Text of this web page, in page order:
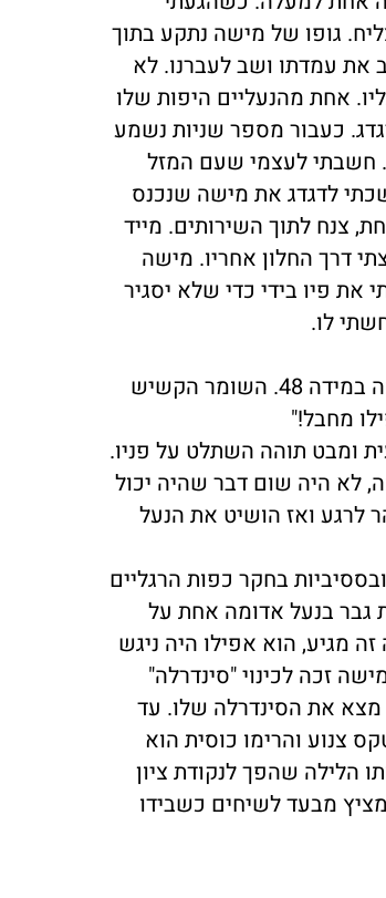
גופו של מישה נתקע בתוך
את עמדתו ושב לעברנו. לא
אחת מהנעליים היפות שלו
כעבור מספר שניות נשמע
חשבתי לעצמי שעם המזל
לדגדג את מישה שנכנס
צנח לתוך השירותים. מייד
דרך החלון אחריו. מישה
את פיו בידי כדי שלא יסגיר
כעבור מספר דקות הגיעו השוטרים. ברור שהם לא מצאו אף אחד. רק נעל אדומה במידה 48. השומר הקשיש
מחבל!"
ומבט תוהה השתלט על פניו.
לא היה שום דבר שהיה יכול
ואז הושיט את הנעל
בחקר כפות הרגליים
גבר בנעל אדומה אחת על
מגיע, הוא אפילו היה ניגש
זכה לכינוי "סינדרלה"
מצא את הסינדרלה שלו. עד
צנוע והרימו כוסית הוא
הלילה שהפך לנקודת ציון
מבעד לשיחים כשבידו